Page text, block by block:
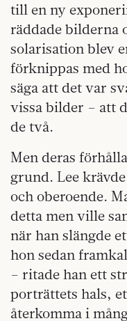
till en ny
räddade bilderna
solarisation blev
förknippas med
säga att det var
vissa bilder – att
de två.
Men deras
grund. Lee
och oberoende.
detta men ville
när han slängde
hon sedan
– ritade han ett
porträttets hals,
återkomma i